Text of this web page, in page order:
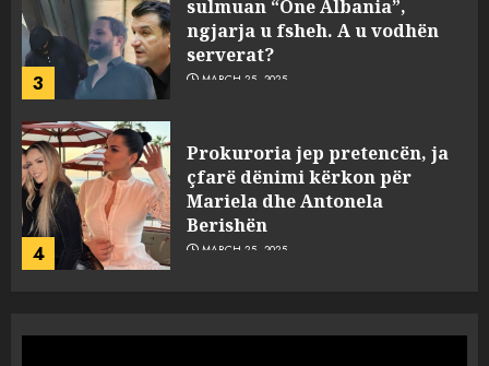
3
sulmuan “One Albania”,
ngjarja u fsheh. A u vodhën
serverat?
MARCH 25, 2025
4
Prokuroria jep pretencën, ja
çfarë dënimi kërkon për
Mariela dhe Antonela
Berishën
MARCH 25, 2025